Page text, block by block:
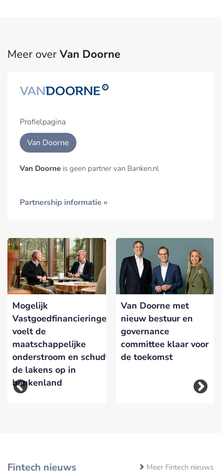
Meer over Van Doorne
Profielpagina
Van Doorne
Van Doorne is geen partner van Banken.nl
Partnership informatie »
Mogelijk
Vastgoedfinancieringen
voelt de
maatschappelijke
onderstroom en schudt
de lakens op in
bankenland
Van Doorne met
nieuw bestuur en
governance
committee klaar voor
de toekomst
Fintech nieuws Meer Fintech nieuws